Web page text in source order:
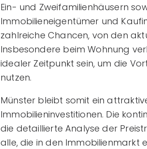
Ein- und Zweifamilienhäusern
Immobilieneigentümer und
zahlreiche Chancen, von den
Insbesondere beim Wohnung
idealer Zeitpunkt sein, um die
nutzen.
Münster bleibt somit ein
Immobilieninvestitionen. Die
die detaillierte Analyse der
alle, die in den Immobilienmarkt